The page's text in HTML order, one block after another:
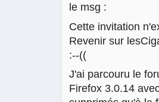
le msg :
Cette invitation
Revenir sur
:--((
J'ai parcouru le
Firefox 3.0.14